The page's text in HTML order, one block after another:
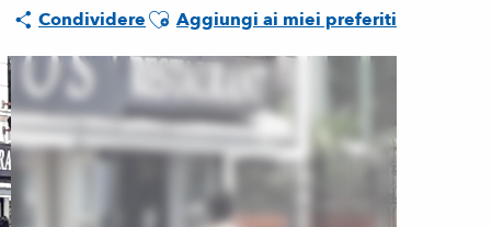
CondividereAjouter aux favoris
Aggiungi ai miei preferiti